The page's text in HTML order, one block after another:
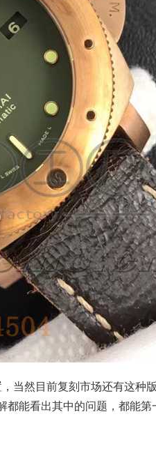
当然目前复刻市场还有这种
能看出其中的问题，都能